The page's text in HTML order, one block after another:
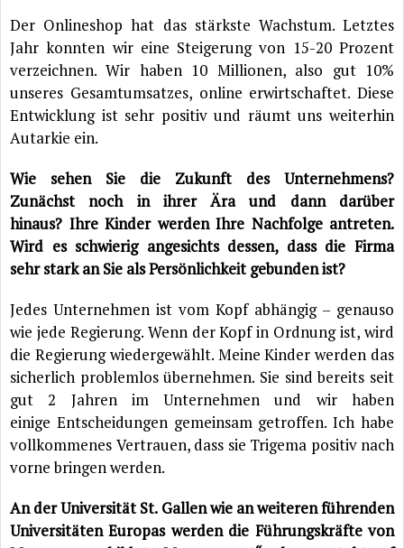
Der Onlineshop hat das stärkste Wachstum. Letztes
Jahr konnten wir eine Steigerung von 15-20 Prozent
verzeichnen. Wir haben 10 Millionen, also gut 10%
unseres Gesamtumsatzes, online erwirtschaftet. Diese
Entwicklung ist sehr positiv und räumt uns weiterhin
Autarkie ein.
Wie sehen Sie die Zukunft des Unternehmens?
Zunächst noch in ihrer Ära und dann darüber
hinaus? Ihre Kinder werden Ihre Nachfolge antreten.
Wird es schwierig angesichts dessen, dass die Firma
sehr stark an Sie als Persönlichkeit gebunden ist?
Jedes Unternehmen ist vom Kopf abhängig – genauso
wie jede Regierung. Wenn der Kopf in Ordnung ist, wird
die Regierung wiedergewählt. Meine Kinder werden das
sicherlich problemlos übernehmen. Sie sind bereits seit
gut 2 Jahren im Unternehmen und wir haben
einige Entscheidungen gemeinsam getroffen. Ich habe
vollkommenes Vertrauen, dass sie Trigema positiv nach
vorne bringen werden.
An der Universität St. Gallen wie an weiteren führenden
Universitäten Europas werden die Führungskräfte von